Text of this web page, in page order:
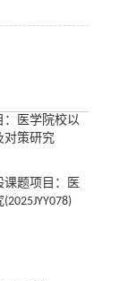
：医学院校以
对策研究
课题项目：医